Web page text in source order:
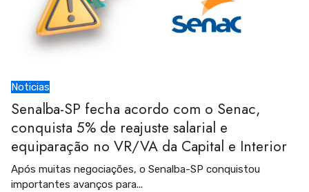
Noticias
Senalba-SP fecha acordo com o Senac,
conquista 5% de reajuste salarial e
equiparação no VR/VA da Capital e Interior
Após muitas negociações, o Senalba-SP conquistou
importantes avanços para...